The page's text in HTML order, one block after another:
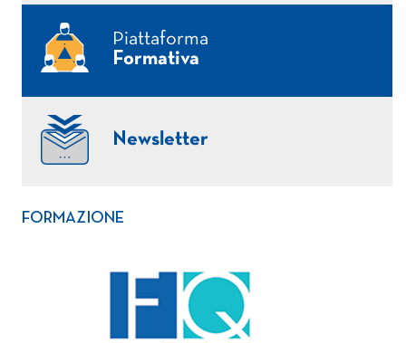
Piattaforma
Formativa
Newsletter
FORMAZIONE